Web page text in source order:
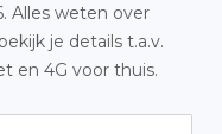
Alles weten over
je details t.a.v.
en 4G voor thuis.